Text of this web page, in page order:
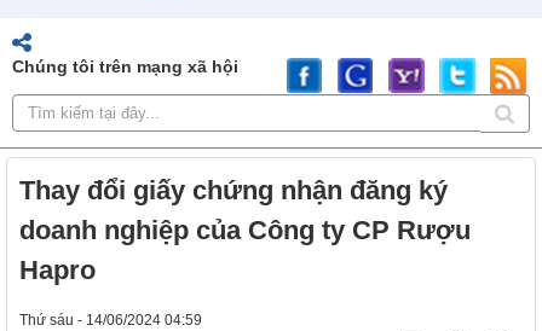
Chúng tôi trên mạng xã hội
Thay đổi giấy chứng nhận đăng ký
doanh nghiệp của Công ty CP Rượu
Hapro
Thứ sáu - 14/06/2024 04:59